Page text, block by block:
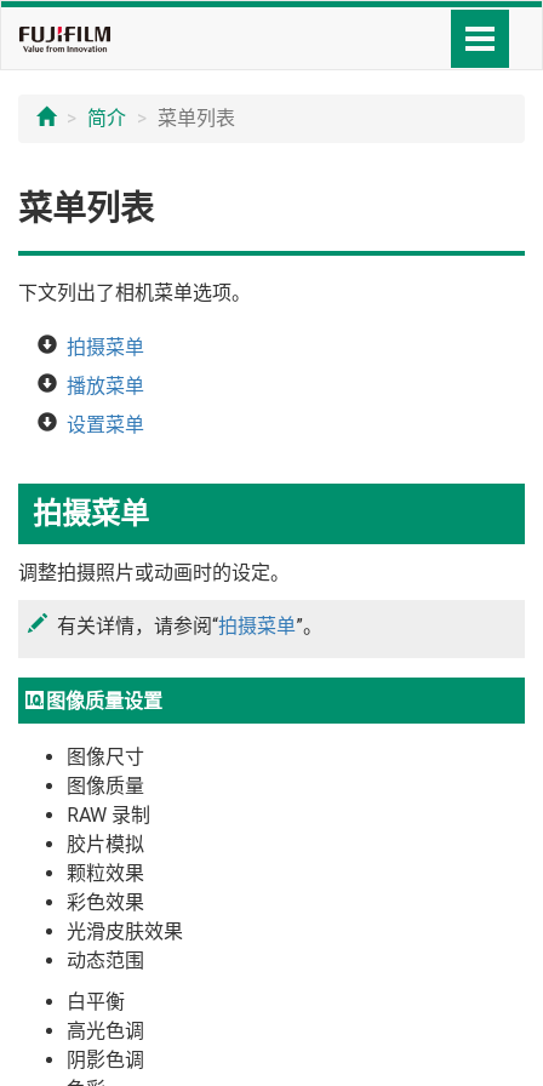
简介 菜单列表
菜单列表
下文列出了相机菜单选项。
拍摄菜单
播放菜单
设置菜单
拍摄菜单
调整拍摄照片或动画时的设定。
有关详情，请参阅“拍摄菜单”。
H 图像质量设置
图像尺寸
图像质量
RAW 录制
胶片模拟
颗粒效果
彩色效果
光滑皮肤效果
动态范围
白平衡
高光色调
阴影色调